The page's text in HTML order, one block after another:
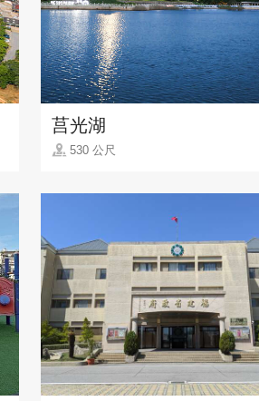
莒光湖
530 公尺